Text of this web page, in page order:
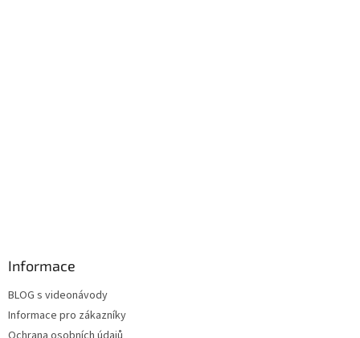
Informace
BLOG s videonávody
Informace pro zákazníky